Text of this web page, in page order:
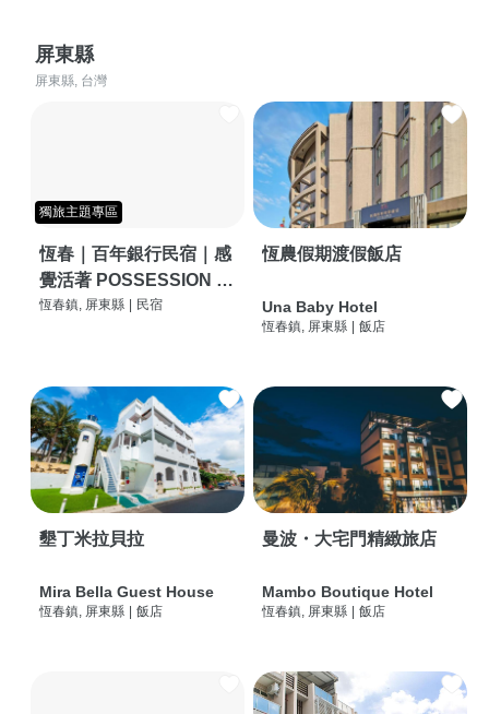
屏東縣
屏東縣, 台灣
獨旅主題專區
恆春｜百年銀行民宿｜感
覺活著 POSSESSION |
背包客棧 | 恆春必住特色
恆春鎮, 屏東縣 民宿
恆農假期渡假飯店
Una Baby Hotel
恆春鎮, 屏東縣 飯店
墾丁米拉貝拉
Mira Bella Guest House
恆春鎮, 屏東縣 飯店
曼波・大宅門精緻旅店
Mambo Boutique Hotel
恆春鎮, 屏東縣 飯店